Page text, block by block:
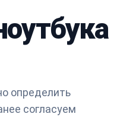
определить
согласуем